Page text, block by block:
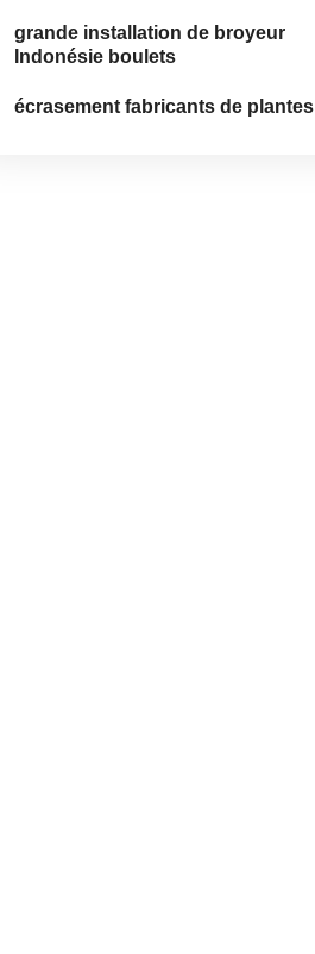
grande installation de broyeur
Indonésie boulets
écrasement fabricants de plantes